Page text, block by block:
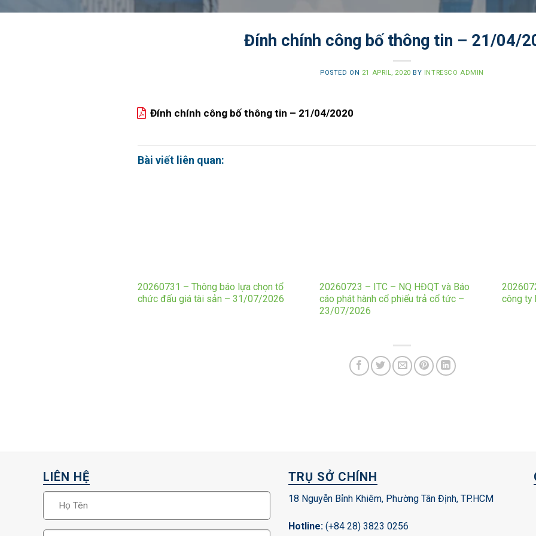
Đính chính công bố thông tin – 21/04/
POSTED ON 21 APRIL, 2020 BY INTRESCO ADMIN
Đính chính công bố thông tin – 21/04/2020
Bài viết liên quan:
20260731 – Thông báo lựa chọn tổ
chức đấu giá tài sản – 31/07/2026
20260723 – ITC – NQ HĐQT và Báo
cáo phát hành cổ phiếu trả cổ tức –
23/07/2026
công ty
LIÊN HỆ TRỤ SỞ CHÍNH
18 Nguyễn Bỉnh Khiêm, Phường Tân Định, TP.HCM
Hotline: (+84 28) 3823 0256